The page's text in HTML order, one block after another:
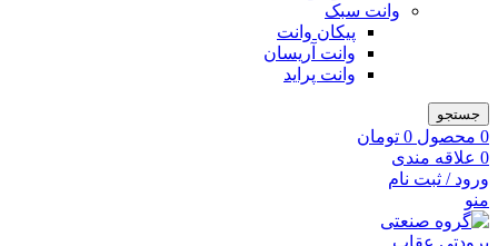
وانت سبک
پیکان وانت
وانت آریسان
وانت پراید
جستجو
0 محصول 0 تومان
0 علاقه مندی
ورود / ثبت نام
منو